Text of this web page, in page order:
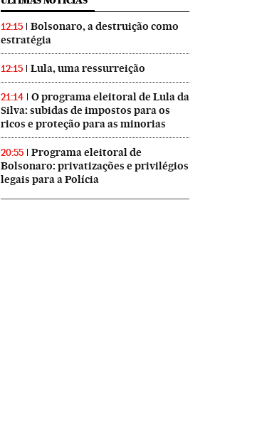
12:15
Bolsonaro, a destruição como
estratégia
12:15 Lula, uma ressurreição
21:14
O programa eleitoral de Lula da
Silva: subidas de impostos para os
ricos e proteção para as minorias
20:55
Programa eleitoral de
Bolsonaro: privatizações e privilégios
legais para a Polícia